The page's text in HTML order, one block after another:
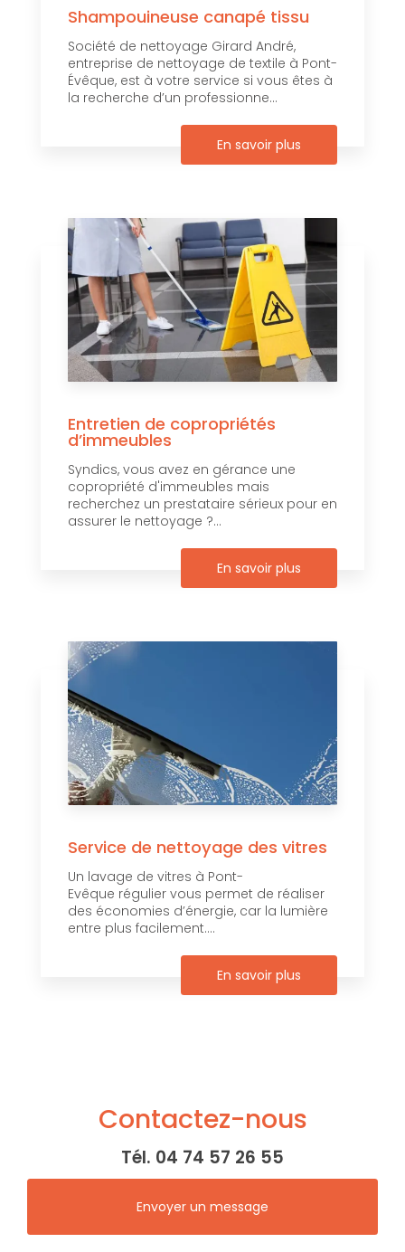
Shampouineuse canapé tissu
Société de nettoyage Girard André,
entreprise de nettoyage de textile à Pont-
Évêque, est à votre service si vous êtes à
la recherche d’un professionne...
En savoir plus
Entretien de copropriétés
d’immeubles
Syndics, vous avez en gérance une
copropriété d'immeubles mais
recherchez un prestataire sérieux pour en
assurer le nettoyage ?...
En savoir plus
Service de nettoyage des vitres
Un lavage de vitres à Pont-
Evêque régulier vous permet de réaliser
des économies d’énergie, car la lumière
entre plus facilement....
En savoir plus
Contactez-nous
Tél. 04 74 57 26 55
Envoyer un message